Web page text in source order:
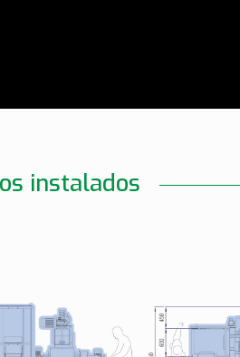
instalados